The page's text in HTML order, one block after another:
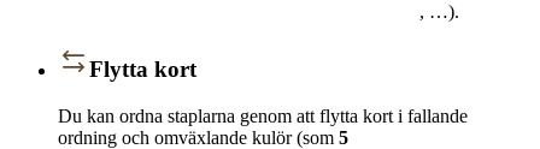
, …).
Flytta kort
Du kan ordna staplarna genom att flytta kort i fallande
ordning och omväxlande kulör (som 5